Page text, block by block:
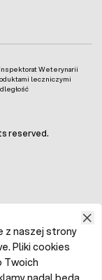
Weterynarii
leczniczymi
reserved.
z naszej strony
Pliki cookies
Twoich